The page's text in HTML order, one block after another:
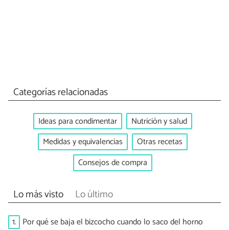
Categorías relacionadas
Ideas para condimentar
Nutrición y salud
Medidas y equivalencias
Otras recetas
Consejos de compra
Lo más visto Lo último
1. Por qué se baja el bizcocho cuando lo saco del horno